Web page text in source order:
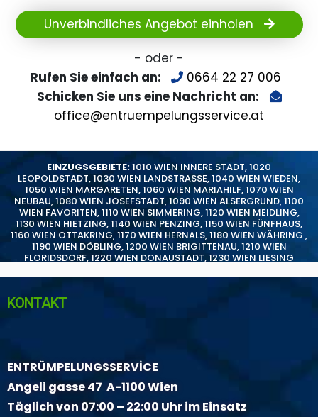
Unverbindliches Angebot einholen
- oder -
Rufen Sie einfach an:
0664 22 27 006
Schicken Sie uns eine Nachricht an:
office@entruempelungsservice.at
EINZUGSGEBIETE:1010 WIEN INNERE STADT,1020
LEOPOLDSTADT,1030 WIEN LANDSTRASSE,1040 WIEN WIEDEN,
1050 WIEN MARGARETEN,1060 WIEN MARIAHILF,1070 WIEN
NEUBAU,1080 WIEN JOSEFSTADT,1090 WIEN ALSERGRUND,1100
WIEN FAVORITEN,1110 WIEN SIMMERING,1120 WIEN MEIDLING,
1130 WIEN HIETZING,1140 WIEN PENZING,1150 WIEN FÜNFHAUS,
1160 WIEN OTTAKRING,1170 WIEN HERNALS,1180 WIEN WÄHRING ,
1190 WIEN DÖBLING,1200 WIEN BRIGITTENAU,1210 WIEN
FLORIDSDORF,1220 WIEN DONAUSTADT,1230 WIEN LIESING
KONTAKT
ENTRÜMPELUNGSSERVİCE
Angeli gasse 47 A-1100 Wien
Täglich von 07:00 – 22:00 Uhr im Einsatz